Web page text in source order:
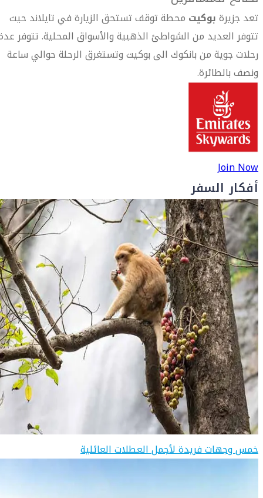
تعد جزيرةبوكيت محطة توقف تستحق الزيارة في تايلاند حيث
تتوفر العديد من الشواطئ الذهبية والأسواق المحلية. تتوفر
رحلات جوية من بانكوك الى بوكيت وتستغرق الرحلة حوالي ساعة
ونصف بالطائرة.
Join Now
أفكار السفر
خمس وجهات فريدة لأجمل العطلات العائلية